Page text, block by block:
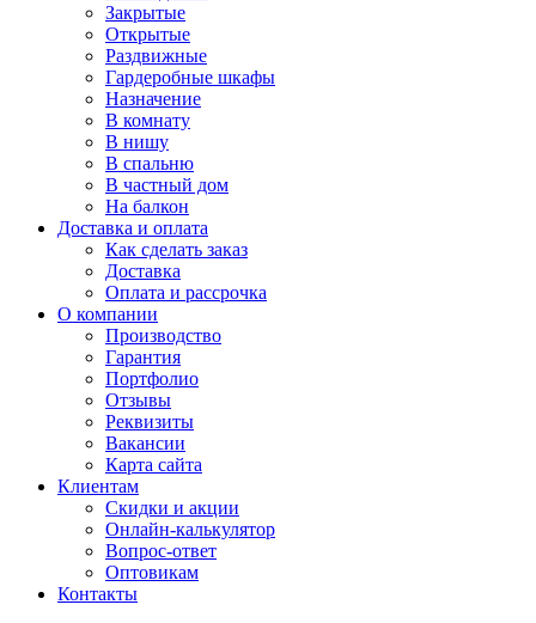
Закрытые
Открытые
Раздвижные
Гардеробные шкафы
Назначение
В комнату
В нишу
В спальню
В частный дом
На балкон
Доставка и оплата
Как сделать заказ
Доставка
Оплата и рассрочка
О компании
Производство
Гарантия
Портфолио
Отзывы
Реквизиты
Вакансии
Карта сайта
Клиентам
Скидки и акции
Онлайн-калькулятор
Вопрос-ответ
Оптовикам
Контакты